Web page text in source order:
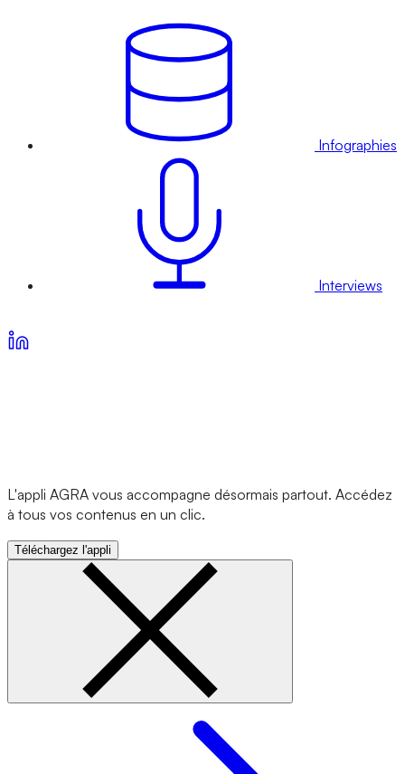
Infographies
Interviews
L'appli AGRA vous accompagne désormais partout. Accédez
à tous vos contenus en un clic.
Téléchargez l'appli